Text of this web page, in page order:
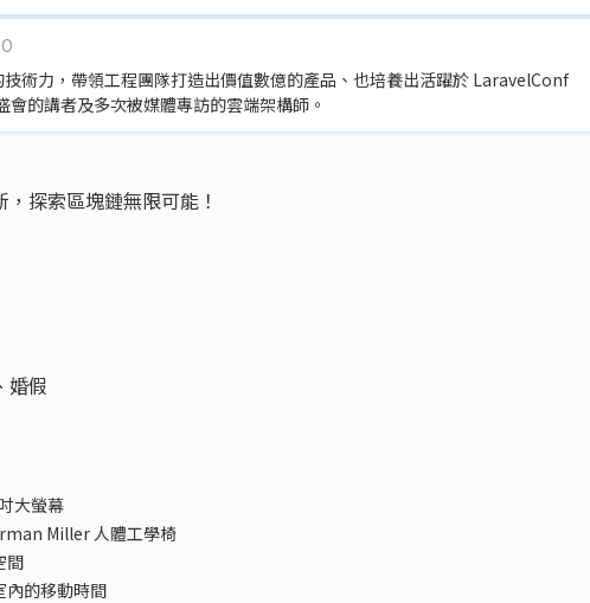
術力，帶領工程團隊打造出價值數億的產品、也培養出活躍於 LaravelConf
的講者及多次被媒體專訪的雲端架構師。
探索區塊鏈無限可能！
婚假
大螢幕
Miller 人體工學椅
間
內的移動時間